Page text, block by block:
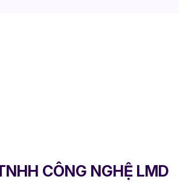
CÔNG NGHỆ LMD